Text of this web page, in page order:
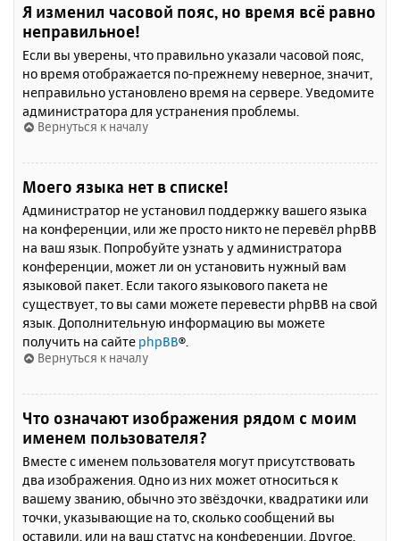
Я изменил часовой пояс, но время всё равно
неправильное!
Если вы уверены, что правильно указали часовой пояс,
но время отображается по-прежнему неверное, значит,
неправильно установлено время на сервере. Уведомите
администратора для устранения проблемы.
Вернуться к началу
Моего языка нет в списке!
Администратор не установил поддержку вашего языка
на конференции, или же просто никто не перевёл phpBB
на ваш язык. Попробуйте узнать у администратора
конференции, может ли он установить нужный вам
языковой пакет. Если такого языкового пакета не
существует, то вы сами можете перевести phpBB на свой
язык. Дополнительную информацию вы можете
получить на сайте phpBB®.
Вернуться к началу
Что означают изображения рядом с моим
именем пользователя?
Вместе с именем пользователя могут присутствовать
два изображения. Одно из них может относиться к
вашему званию, обычно это звёздочки, квадратики или
точки, указывающие на то, сколько сообщений вы
оставили, или на ваш статус на конференции. Другое,